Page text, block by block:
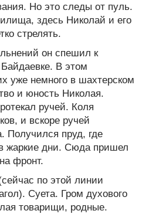
Но это следы от пуль.
здесь Николай и его
стрелять.
он спешил к
В этом
уже немного в шахтерском
и юность Николая.
ручей. Коля
и вскоре ручей
Получился пруд, где
жаркие дни. Сюда пришел
фронт.
по этой линии
Суета. Гром духового
товарищи, родные.